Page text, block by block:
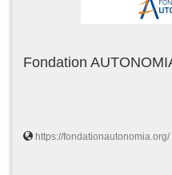
Fondation
https://fondationautonomia.org/